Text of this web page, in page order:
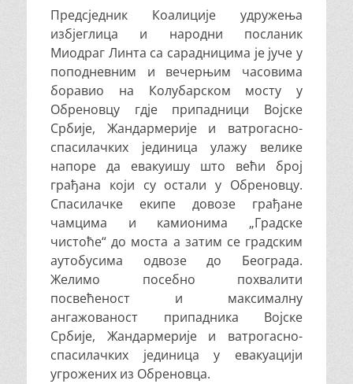
Предсједник Коалиције удружења
избјеглица и народни посланик
Миодраг Линта са сарадницима је јуче у
поподневним и вечерњим часовима
боравио на Колубарском мосту у
Обреновцу гдје припадници Војске
Србије, Жандармерије и ватрогасно-
спасилачких јединица улажу велике
напоре да евакуишу што већи број
грађана који су остали у Обреновцу.
Спасилачке екипе довозе грађане
чамцима и камионима „Градске
чистоће“ до моста а затим се градским
аутобусима одвозе до Београда.
Желимо посебно похвалити
посвећеност и максималну
ангажованост припадника Војске
Србије, Жандармерије и ватрогасно-
спасилачких јединица у евакуацији
угрожених из Обреновца.